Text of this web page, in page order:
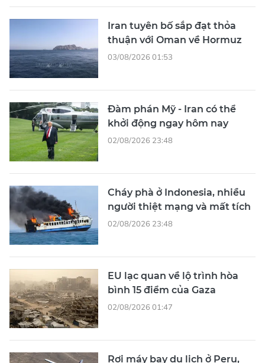
Iran tuyên bố sắp đạt thỏa
thuận với Oman về Hormuz
03/08/2026 01:53
Đàm phán Mỹ - Iran có thể
khởi động ngay hôm nay
02/08/2026 23:48
Cháy phà ở Indonesia, nhiều
người thiệt mạng và mất tích
02/08/2026 23:48
EU lạc quan về lộ trình hòa
bình 15 điểm của Gaza
02/08/2026 01:47
Rơi máy bay du lịch ở Peru,